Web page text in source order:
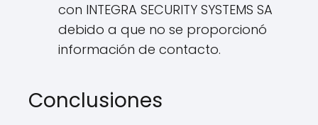
con INTEGRA SECURITY SYSTEMS SA
debido a que no se proporcionó
información de contacto.
Conclusiones